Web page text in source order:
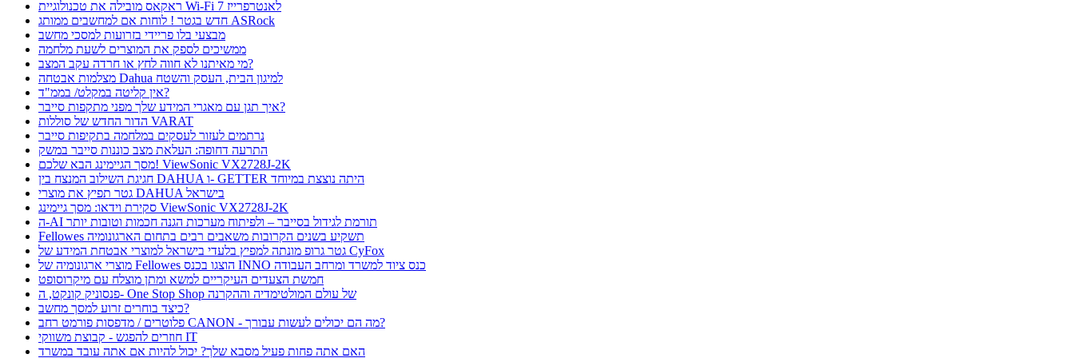
ראקאס מובילה את טכנולוגיית Wi-Fi 7 לאנטרפרייז
חדש בגטר ! לוחות אם למחשבים ממותג ASRock
מבצעי בלו פריידי בזרועות למסכי מחשב
ממשיכים לספק את המוצרים לשעת מלחמה
מי מאיתנו לא חווה לחץ או חרדה עקב המצב?
מצלמות אבטחה Dahua למיגון הבית, העסק והשטח
אין קליטה במקלט/ בממ"ד?
איך תגן עם מאגרי המידע שלך מפני מתקפות סייבר?
הדור החדש של סוללות VARAT
נרתמים לעזור לעסקים במלחמה בתקיפות סייבר
התרעה דחופה: העלאת מצב כוננות סייבר במשק
מסך הגיימינג הבא שלכם! ViewSonic VX2728J-2K
חגיגת השילוב המנצח בין DAHUA ו- GETTER היתה נוצצת במיוחד
גטר תפיץ את מוצרי DAHUA בישראל
סקירת וידאו: מסך גיימינג ViewSonic VX2728J-2K
ה-AI תורמת לגידול בסייבר – ולפיתוח מערכות הגנה חכמות וטובות יותר
Fellowes תשקיע בשנים הקרובות משאבים רבים בתחום הארגונומיה
גטר גרופ מונתה למפיץ בלעדי בישראל למוצרי אבטחת המידע של CyFox
מוצרי ארגונומיה של Fellowes הוצגו בכנס INNO כנס ציוד למשרד ומרחב העבודה
חמשת הצעדים העיקריים למשא ומתן מוצלח עם מיקרוסופט
פנסוניק קונקט, ה- One Stop Shop של עולם המולטימדיה וההקרנה
כיצד בוחרים זרוע למסך מחשב?
פלוטרים / מדפסות פורמט רחב CANON - מה הם יכולים לעשות עבורך?
חוזרים להפגש - קבוצת משווקי IT
האם אתה פחות פעיל מסבא שלך? יכול להיות אם אתה עובד במשרד